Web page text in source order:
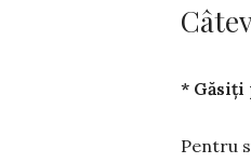
*
Pentru